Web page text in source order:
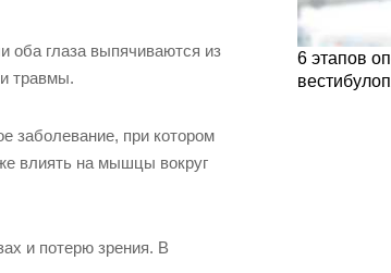
оба глаза выпячиваются из
травмы.
заболевание, при котором
влиять на мышцы вокруг
и потерю зрения. В
6 этапов